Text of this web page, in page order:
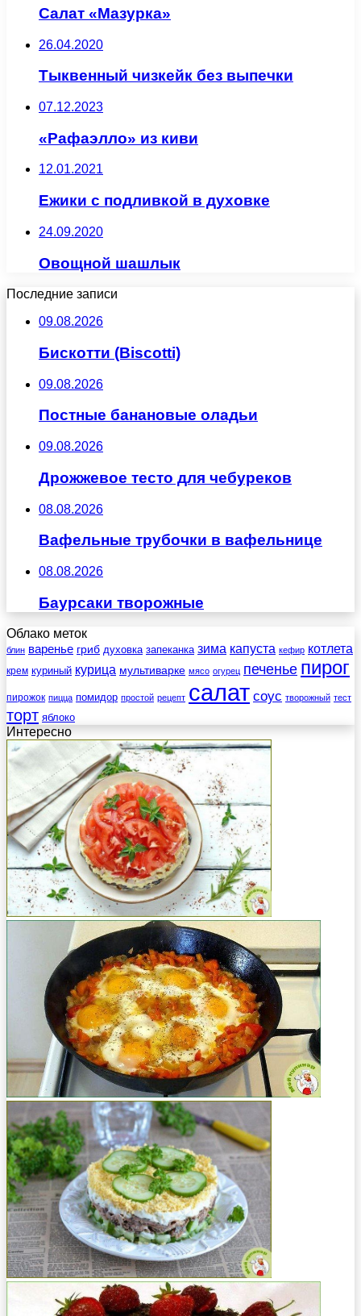
Салат «Мазурка»
26.04.2020
Тыквенный чизкейк без выпечки
07.12.2023
«Рафаэлло» из киви
12.01.2021
Ежики с подливкой в духовке
24.09.2020
Овощной шашлык
Последние записи
09.08.2026
Бискотти (Biscotti)
09.08.2026
Постные банановые оладьи
09.08.2026
Дрожжевое тесто для чебуреков
08.08.2026
Вафельные трубочки в вафельнице
08.08.2026
Баурсаки творожные
Облако меток
блин варенье гриб духовка запеканка зима капуста кефир котлета
крем куриный курица мультиварке мясо огурец печенье пирог
пирожок пицца помидор простой рецепт салат соус творожный тест
торт яблоко
Интересно